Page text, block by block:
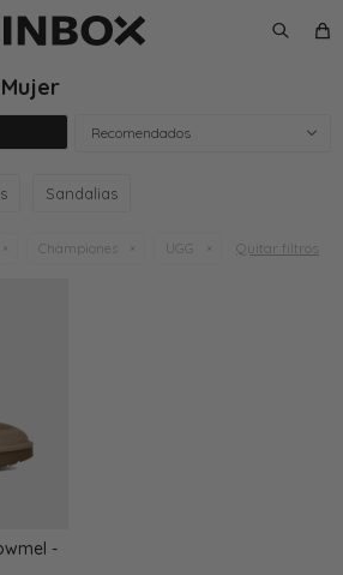
Recomendados
Sandalias
Championes UGG Quitar filtros
-